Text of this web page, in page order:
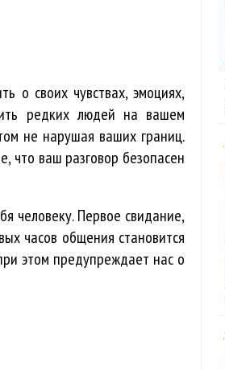
о своих чувствах, эмоциях,
редких людей на вашем
не нарушая ваших границ.
что ваш разговор безопасен
человеку. Первое свидание,
часов общения становится
этом предупреждает нас о